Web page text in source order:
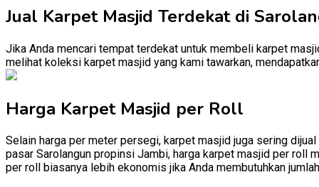
Jual Karpet Masjid Terdekat di
Jika Anda mencari tempat terdekat untuk membeli karpet
melihat koleksi karpet masjid yang kami tawarkan,
Harga Karpet Masjid per Roll
Selain harga per meter persegi, karpet masjid juga sering
pasar Sarolangun propinsi Jambi, harga karpet masjid per roll
per roll biasanya lebih ekonomis jika Anda membutuhkan